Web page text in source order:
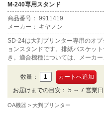
M-240専用スタンド
商品番号： 9911419
メーカー： キヤノン
SD-24は大判プリンター専用のオプ
ョンスタンドです。排紙バスケッ
き。適合機種については、メーカー
ージをご確認ください。
数量：
お届けまでの目安： 5 ～ 7 営業日
OA機器 大判プリンター